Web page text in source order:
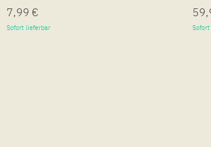
7,99 €
Sofort lieferbar